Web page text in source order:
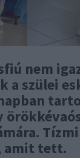
nem
a szülei
amit tett.